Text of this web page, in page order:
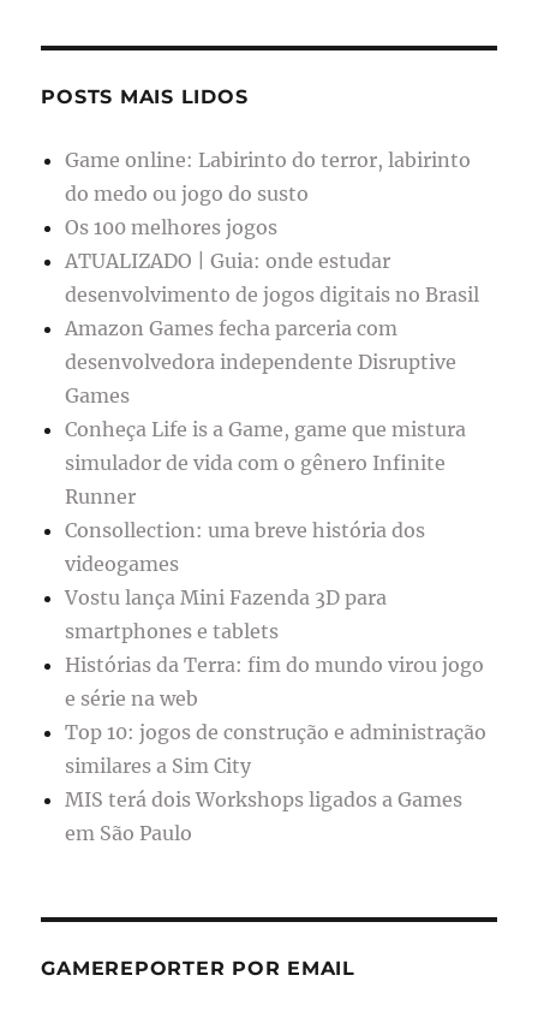
POSTS MAIS LIDOS
Game online: Labirinto do terror, labirinto
do medo ou jogo do susto
Os 100 melhores jogos
ATUALIZADO | Guia: onde estudar
desenvolvimento de jogos digitais no Brasil
Amazon Games fecha parceria com
desenvolvedora independente Disruptive
Games
Conheça Life is a Game, game que mistura
simulador de vida com o gênero Infinite
Runner
Consollection: uma breve história dos
videogames
Vostu lança Mini Fazenda 3D para
smartphones e tablets
Histórias da Terra: fim do mundo virou jogo
e série na web
Top 10: jogos de construção e administração
similares a Sim City
MIS terá dois Workshops ligados a Games
em São Paulo
GAMEREPORTER POR EMAIL